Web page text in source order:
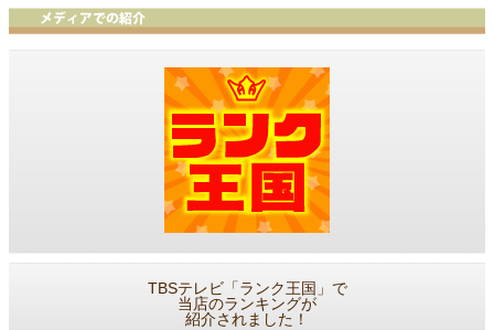
TBSテレビ「ランク王国」で
当店のランキングが
紹介されました！